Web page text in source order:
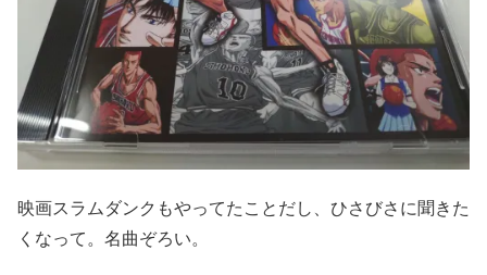
映画スラムダンクもやってたことだし、ひさびさに聞きた
くなって。名曲ぞろい。